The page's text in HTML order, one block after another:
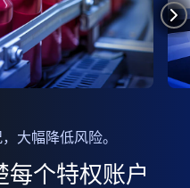
大幅降低风险。
每个特权账户